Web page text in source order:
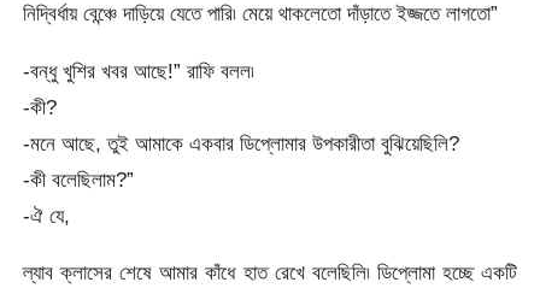
নিদ্বির্ধায় বেন্ঞ্চে দাড়িয়ে যেতে পারি৷ মেয়ে থাকলেতো দাঁড়াতে ইজ্জতে লাগতো”
-বন্ধু খুশির খবর আছে!” রাফি বলল৷
-কী?
-মনে আছে, তুই আমাকে একবার ডিপ্লোমার উপকারীতা বুঝিয়েছিলি?
-কী বলেছিলাম?”
-ঐ যে,
ল্যাব ক্লাসের শেষে আমার কাঁধে হাত রেখে বলেছিলি৷ ডিপ্লোমা হচ্ছে একটি